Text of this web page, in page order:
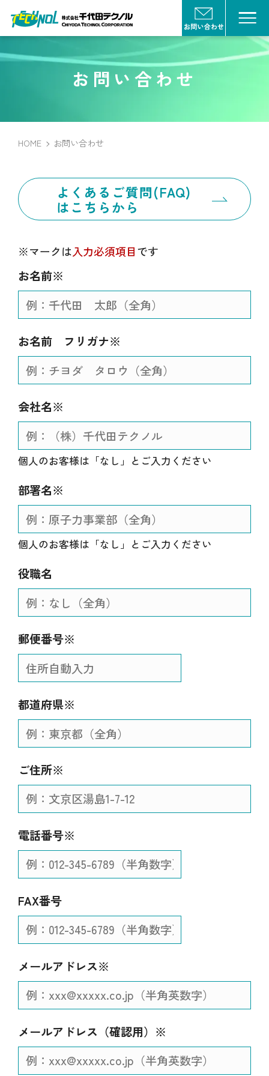
お問い合わせ
HOME お問い合わせ
よくあるご質問(FAQ)
はこちらから
※マークは入力必須項目 です
お名前※
お名前 フリガナ※
会社名※
個人のお客様は「なし」とご入力ください
部署名※
個人のお客様は「なし」とご入力ください
役職名
郵便番号※
都道府県※
ご住所※
電話番号※
FAX番号
メールアドレス※
メールアドレス （確認用）※